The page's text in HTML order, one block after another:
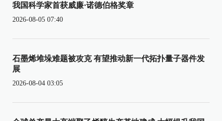
我国科学家首获威廉·诺德伯格奖章
2026-08-05 07:40
石墨烯堆垛难题被攻克 有望推动新一代拓扑量子器件发
展
2026-08-04 03:05